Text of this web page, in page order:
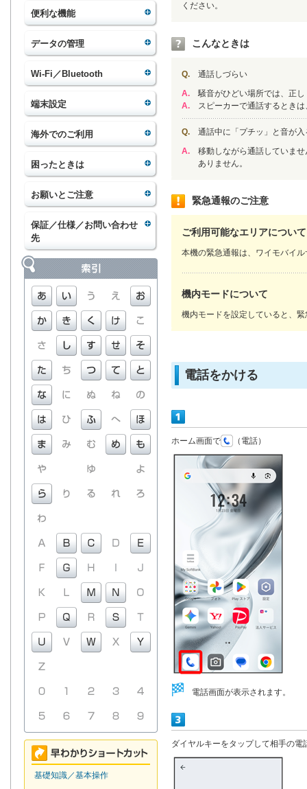
便利な機能
データの管理
Wi-Fi／Bluetooth
端末設定
海外でのご利用
困ったときは
お願いとご注意
保証／仕様／お問い合わせ
先
基礎知識／基本操作
ください。
こんなときは
Q.
通話しづらい
A.
騒音がひどい場所では、正
A.
スピーカーで通話するとき
Q.
通話中に「プチッ」と音が入
A.
移動しながら通話していま
ありません。
緊急通報のご注意
ご利用可能なエリアについて
本機の緊急通報は、ワイモバイ
機内モードについて
機内モードを設定していると、
電話をかける
ホーム画面で （電話）
電話画面が表示されます。
ダイヤルキーをタップして相手の電